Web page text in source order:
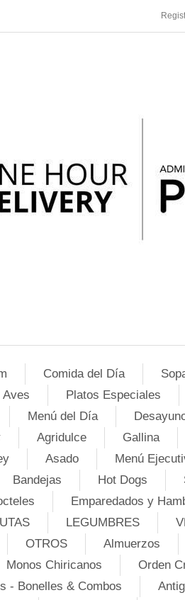
Comida del Día
Aves Platos Especiales
Menú del Día
Agridulce Gallina
Asado Menú
Bandejas Hot Dogs
Emparedados y
LEGUMBRES
OTROS Almuerzos
Monos Chiricanos Orden
- Bonelles & Combos